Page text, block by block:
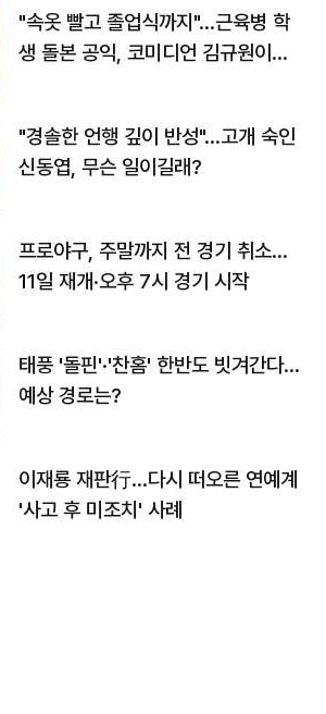
"속옷 빨고 졸업식까지"…근육병 학
생 돌본 공익, 코미디언 김규원이었
"경솔한 언행 깊이 반성"…고개 숙인
신동엽, 무슨 일이길래?
프로야구, 주말까지 전 경기 취소…
11일 재개·오후 7시 경기 시작
태풍 '돌핀'·'찬홈' 한반도 빗겨간다…
예상 경로는?
이재룡 재판行…다시 떠오른 연예계
'사고 후 미조치' 사례